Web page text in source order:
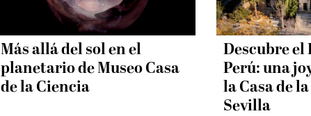
Más allá del sol en el
planetario de Museo Casa
de la Ciencia
Descubre el
Perú: una
la Casa de
Sevilla